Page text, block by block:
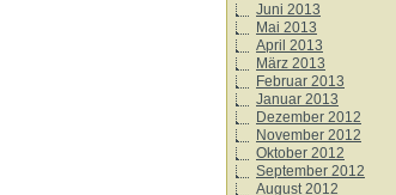
Juni 2013
Mai 2013
April 2013
März 2013
Februar 2013
Januar 2013
Dezember 2012
November 2012
Oktober 2012
September 2012
August 2012